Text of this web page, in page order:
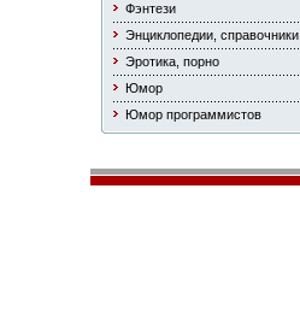
Фэнтези
Энциклопедии, справочники
Эротика, порно
Юмор
Юмор программистов